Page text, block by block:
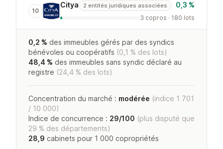
10
Citya 2 entités juridiques associées 0,3 %
3 copros · 180 lots
0,2 % des immeubles gérés par des syndics
bénévoles ou coopératifs (0,1 % des lots)
48,4 % des immeubles sans syndic déclaré au
registre (24,4 % des lots)
Concentration du marché : modérée (indice 1 701
/ 10 000)
Indice de concurrence : 29/100 (plus disputé que
29 % des départements)
28,9 cabinets pour 1 000 copropriétés